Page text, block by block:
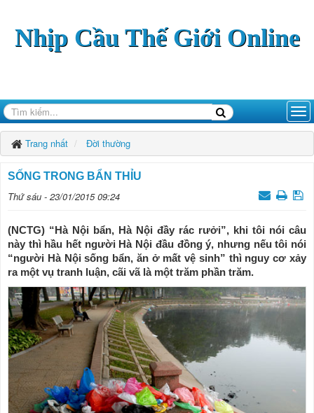
Nhịp Cầu Thế Giới Online
Trang nhất Đời thường
SỐNG TRONG BẨN THỈU
Thứ sáu - 23/01/2015 09:24
(NCTG) “Hà Nội bẩn, Hà Nội đầy rác rưởi”, khi tôi nói câu
này thì hầu hết người Hà Nội đầu đồng ý, nhưng nếu tôi nói
“người Hà Nội sống bẩn, ăn ở mất vệ sinh” thì nguy cơ xảy
ra một vụ tranh luận, cãi vã là một trăm phần trăm.